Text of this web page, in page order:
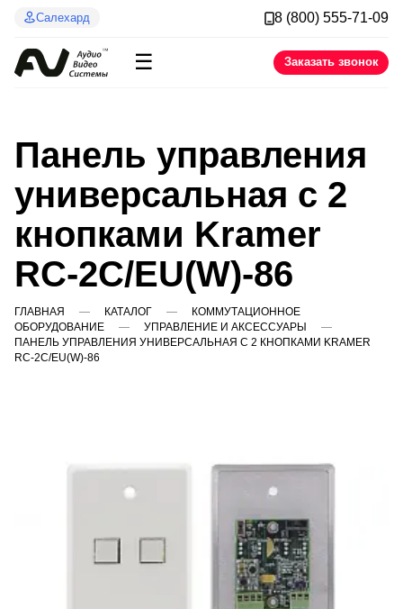
Салехард 8 (800) 555-71-09
☰ Заказать звонок
Панель управления
универсальная с 2
кнопками Kramer
RC-2C/EU(W)-86
ГЛАВНАЯ КАТАЛОГ
КОММУТАЦИОННОЕ
ОБОРУДОВАНИЕ
УПРАВЛЕНИЕ И АКСЕССУАРЫ
ПАНЕЛЬ УПРАВЛЕНИЯ УНИВЕРСАЛЬНАЯ С 2 КНОПКАМИ KRAMER
RC-2C/EU(W)-86